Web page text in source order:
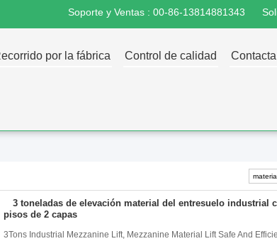
Soporte y Ventas : 00-86-13814881343
por la fábrica Control de calidad
3 toneladas de elevación material del entresuelo industrial
pisos de 2 capas
3Tons Industrial Mezzanine Lift, Mezzanine Material Lift Safe And